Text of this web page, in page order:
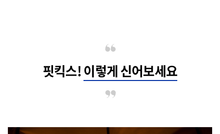
핏킥스!이렇게 신어보세요